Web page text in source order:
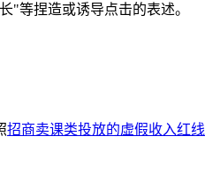
等捏造或诱导点击的表述。
招商卖课类投放的虚假收入红线